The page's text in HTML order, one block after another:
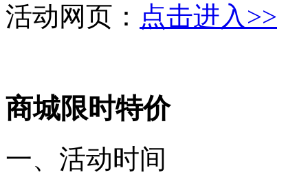
活动网页： 点击进入>>
商城限时特价
一、活动时间